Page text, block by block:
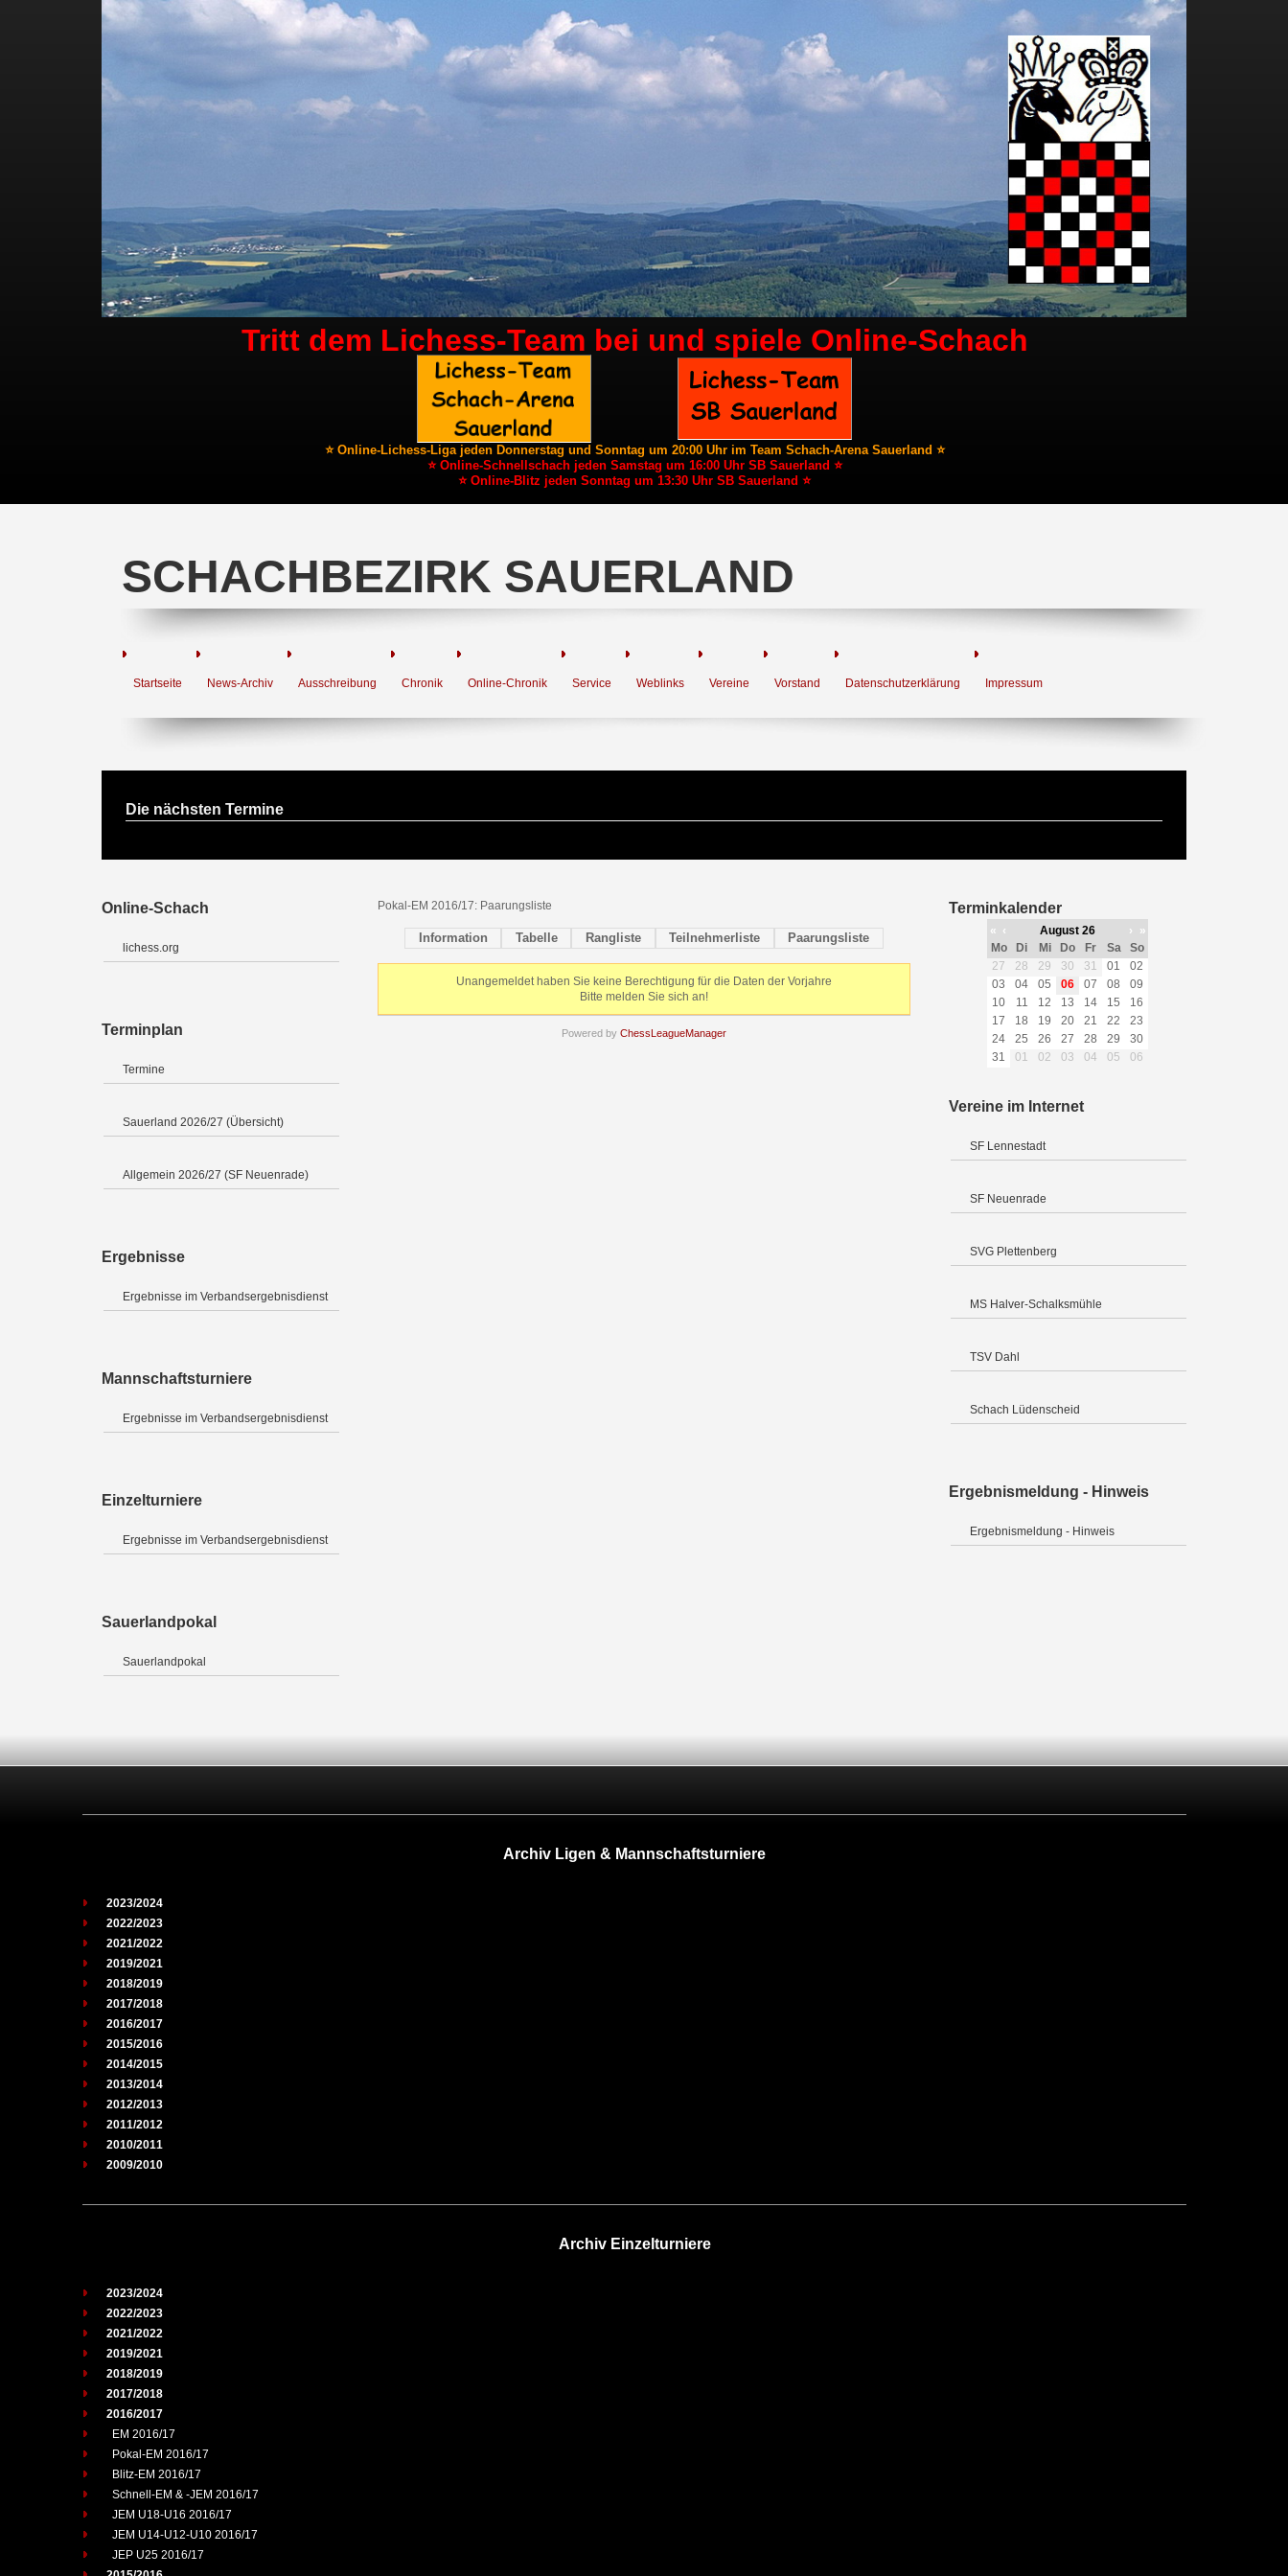
Tritt dem Lichess-Team bei und spiele Online-Schach
⭐ Online-Lichess-Liga jeden Donnerstag und Sonntag um 20:00 Uhr im Team Schach-Arena Sauerland ⭐
⭐ Online-Schnellschach jeden Samstag um 16:00 Uhr SB Sauerland ⭐
⭐ Online-Blitz jeden Sonntag um 13:30 Uhr SB Sauerland ⭐
SCHACHBEZIRK SAUERLAND
Startseite News-Archiv Ausschreibung Chronik Online-Chronik Service Weblinks Vereine Vorstand Datenschutzerklärung Impressum
Die nächsten Termine
Online-Schach
lichess.org
Terminplan
Termine
Sauerland 2026/27 (Übersicht)
Allgemein 2026/27 (SF Neuenrade)
Ergebnisse
Ergebnisse im Verbandsergebnisdienst
Mannschaftsturniere
Ergebnisse im Verbandsergebnisdienst
Einzelturniere
Ergebnisse im Verbandsergebnisdienst
Sauerlandpokal
Sauerlandpokal
Pokal-EM 2016/17: Paarungsliste
Information Tabelle Rangliste Teilnehmerliste Paarungsliste
Unangemeldet haben Sie keine Berechtigung für die Daten der Vorjahre
Bitte melden Sie sich an!
Powered by ChessLeagueManager
Terminkalender
« ‹ August 26 ›
»
Mo
Di Mi Do Fr Sa
So
27
28 29 30 31 01
02
03
04 05 06 07 08
09
10
11 12 13 14 15
16
17
18 19 20 21 22
23
24
25 26 27 28 29
30
31
01 02 03 04 05 06
Vereine im Internet
SF Lennestadt
SF Neuenrade
SVG Plettenberg
MS Halver-Schalksmühle
TSV Dahl
Schach Lüdenscheid
Ergebnismeldung - Hinweis
Ergebnismeldung - Hinweis
Archiv Ligen & Mannschaftsturniere
2023/2024
2022/2023
2021/2022
2019/2021
2018/2019
2017/2018
2016/2017
2015/2016
2014/2015
2013/2014
2012/2013
2011/2012
2010/2011
2009/2010
Archiv Einzelturniere
2023/2024
2022/2023
2021/2022
2019/2021
2018/2019
2017/2018
2016/2017
EM 2016/17
Pokal-EM 2016/17
Blitz-EM 2016/17
Schnell-EM & -JEM 2016/17
JEM U18-U16 2016/17
JEM U14-U12-U10 2016/17
JEP U25 2016/17